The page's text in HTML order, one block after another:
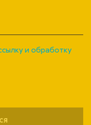
и обработку